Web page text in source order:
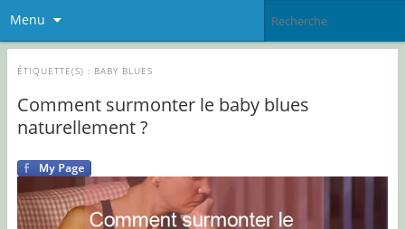
Menu
ÉTIQUETTE(S) : BABY BLUES
Comment surmonter le baby blues
naturellement ?